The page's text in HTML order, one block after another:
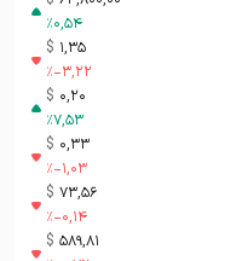
%0,54
1,35
$
%-3,22
0,20
$
%7,53
0,33
$
%-1,03
73,56
$
%-0,14
589,81
$